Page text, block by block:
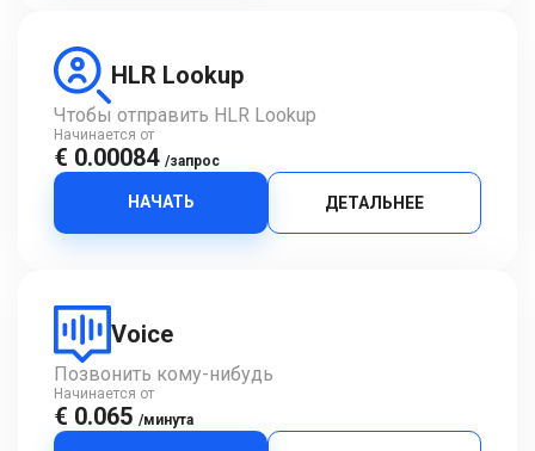
HLR Lookup
Чтобы отправить HLR Lookup
Начинается от
€ 0.00084 /запрос
НАЧАТЬ ДЕТАЛЬНЕЕ
Voice
Позвонить кому-нибудь
Начинается от
€ 0.065 /минута